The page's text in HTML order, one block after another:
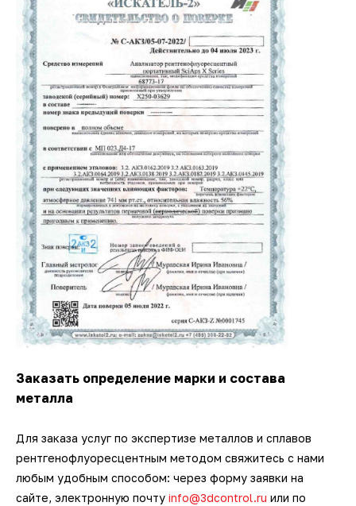
Заказать определение марки и состава
металла
Для заказа услуг по экспертизе металлов и сплавов
рентгенофлуоресцентным методом свяжитесь с нами
любым удобным способом: через форму заявки на
сайте, электронную почту info@3dcontrol.ru или по